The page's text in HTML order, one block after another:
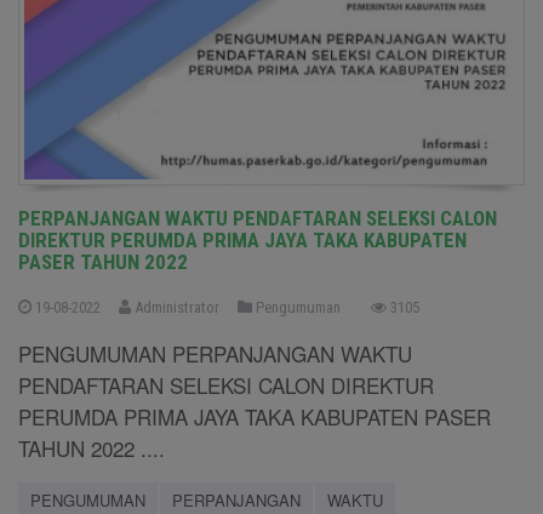
PERPANJANGAN WAKTU PENDAFTARAN SELEKSI CALON
DIREKTUR PERUMDA PRIMA JAYA TAKA KABUPATEN
PASER TAHUN 2022
19-08-2022 Administrator Pengumuman 3105
PENGUMUMAN PERPANJANGAN WAKTU
PENDAFTARAN SELEKSI CALON DIREKTUR
PERUMDA PRIMA JAYA TAKA KABUPATEN PASER
TAHUN 2022 ....
PENGUMUMAN PERPANJANGAN
WAKTU